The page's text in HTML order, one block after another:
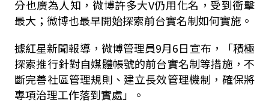
分也廣為人知，微博許多大V仍用化名，受到衝擊
最大；微博也最早開始探索前台實名制如何實施。
據紅星新聞報導，微博管理員9月6日宣布，「積極
探索推行針對自媒體帳號的前台實名制等措施，不
斷完善社區管理規則、建立長效管理機制，確保將
專項治理工作落到實處」。